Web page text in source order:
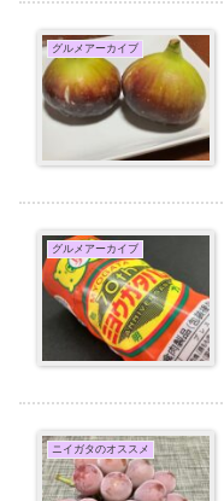
グルメアーカイブ
グルメアーカイブ
ニイガタのオススメ